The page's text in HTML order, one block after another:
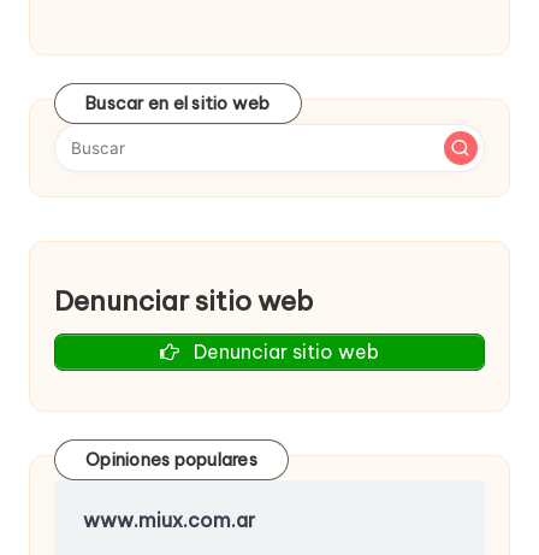
Buscar en el sitio web
Denunciar sitio web
Denunciar sitio web
Opiniones populares
www.miux.com.ar